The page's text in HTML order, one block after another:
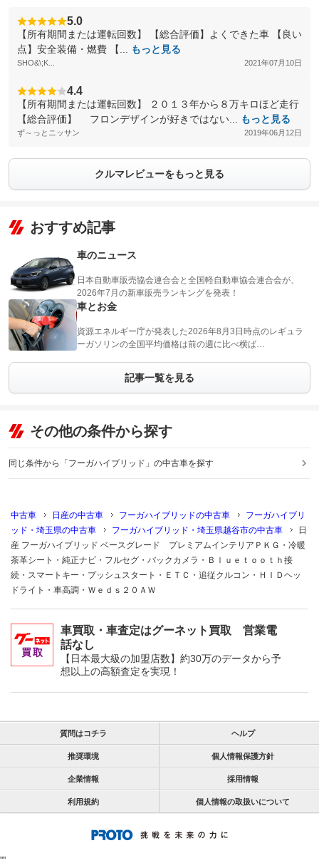
5.0
【所有期間または運転回数】 【総合評価】よくできた車 【良い
点】安全装備・燃費 【...
もっと見る
SHO&\;K... 2021年07月10日
4.4
【所有期間または運転回数】 ２０１３年から８万キロほど走行
【総合評価】 フロンデザインが好きではない...
もっと見る
ず～っとニッサン 2019年06月12日
クルマレビューをもっと見る
おすすめ記事
車のニュース
日本自動車販売協会連合会と全国軽自動車協会連合会が、
2026年7月の新車販売ランキングを発表！
車とお金
資源エネルギー庁が発表した2026年8月3日時点のレギュラ
ーガソリンの全国平均価格は前の週に比べ横ば…
記事一覧を見る
その他の条件から探す
同じ条件から「フーガハイブリッド」の中古車を探す
中古車 日産の中古車 フーガハイブリッドの中古車
フーガハイブリ
ッド・埼玉県の中古車
フーガハイブリッド・埼玉県越谷市の中古車
日
産 フーガハイブリッド ベースグレード プレミアムインテリアＰＫＧ・冷暖
茶革シート・純正ナビ・フルセグ・バックカメラ・Ｂｌｕｅｔｏｏｔｈ接
続・スマートキー・プッシュスタート・ＥＴＣ・追従クルコン・ＨＩＤヘッ
ドライト・車高調・Ｗｅｄｓ２０ＡＷ
車買取・車査定はグーネット買取 営業電
話なし
【日本最大級の加盟店数】約30万のデータから予
想以上の高額査定を実現！
質問はコチラ ヘルプ
推奨環境 個人情報保護方針
企業情報 採用情報
利用規約 個人情報の取扱いについて
""